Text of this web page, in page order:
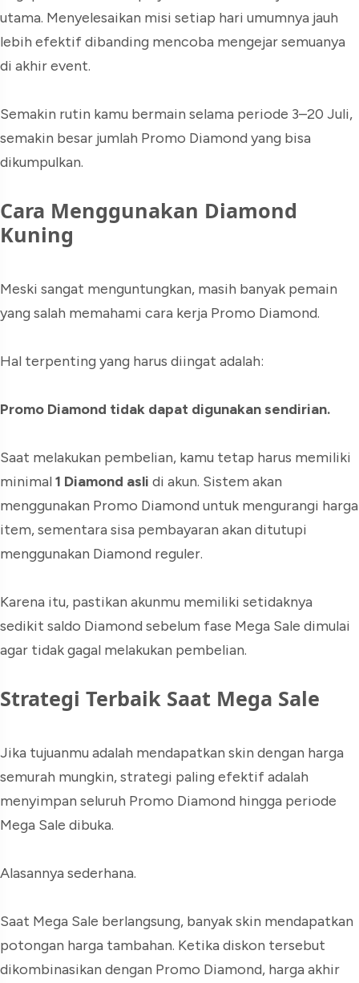
utama. Menyelesaikan misi setiap hari umumnya jauh
lebih efektif dibanding mencoba mengejar semuanya
di akhir event.
Semakin rutin kamu bermain selama periode 3–20 Juli,
semakin besar jumlah Promo Diamond yang bisa
dikumpulkan.
Cara Menggunakan Diamond
Kuning
Meski sangat menguntungkan, masih banyak pemain
yang salah memahami cara kerja Promo Diamond.
Hal terpenting yang harus diingat adalah:
Promo Diamond tidak dapat digunakan sendirian.
Saat melakukan pembelian, kamu tetap harus memiliki
minimal1 Diamond asli di akun. Sistem akan
menggunakan Promo Diamond untuk mengurangi harga
item, sementara sisa pembayaran akan ditutupi
menggunakan Diamond reguler.
Karena itu, pastikan akunmu memiliki setidaknya
sedikit saldo Diamond sebelum fase Mega Sale dimulai
agar tidak gagal melakukan pembelian.
Strategi Terbaik Saat Mega Sale
Jika tujuanmu adalah mendapatkan skin dengan harga
semurah mungkin, strategi paling efektif adalah
menyimpan seluruh Promo Diamond hingga periode
Mega Sale dibuka.
Alasannya sederhana.
Saat Mega Sale berlangsung, banyak skin mendapatkan
potongan harga tambahan. Ketika diskon tersebut
dikombinasikan dengan Promo Diamond, harga akhir